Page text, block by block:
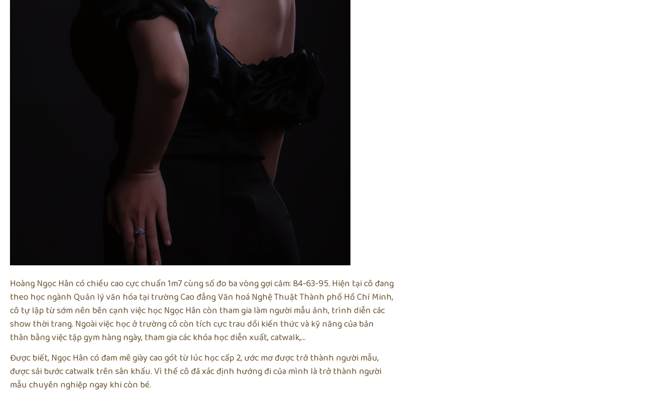
Hoàng Ngọc Hân có chiều cao cực chuẩn 1m7 cùng số đo ba vòng gợi cảm: 84-63-95. Hiện tại cô đang
theo học ngành Quản lý văn hóa tại trường Cao đẳng Văn hoá Nghệ Thuật Thành phố Hồ Chí Minh,
cô tự lập từ sớm nên bên cạnh việc học Ngọc Hân còn tham gia làm người mẫu ảnh, trình diễn các
show thời trang. Ngoài việc học ở trường cô còn tích cực trau dồi kiến thức và kỹ năng của bản
thân bằng việc tập gym hàng ngày, tham gia các khóa học diễn xuất, catwalk,…
Được biết, Ngọc Hân có đam mê giày cao gót từ lúc học cấp 2, ước mơ được trở thành người mẫu,
được sải bước catwalk trên sân khấu. Vì thế cô đã xác định hướng đi của mình là trở thành người
mẫu chuyên nghiệp ngay khi còn bé.